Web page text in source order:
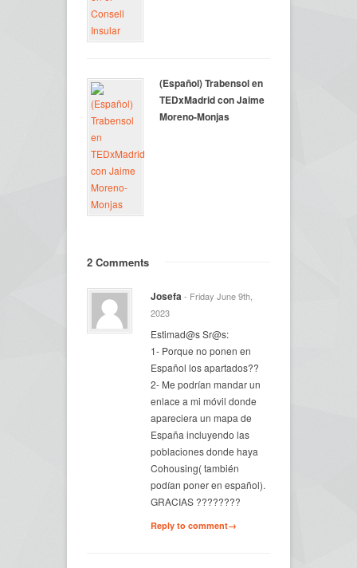
(Español) Trabensol en
TEDxMadrid con Jaime
Moreno-Monjas
2 Comments
Josefa- Friday June 9th,
2023
Estimad@s Sr@s:
1- Porque no ponen en
Español los apartados??
2- Me podrían mandar un
enlace a mi móvil donde
apareciera un mapa de
España incluyendo las
poblaciones donde haya
Cohousing( también
podían poner en español).
GRACIAS ????????
Reply to comment→